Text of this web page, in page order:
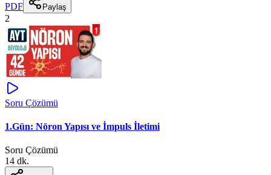
PDF Paylaş
2
Soru Çözümü
1.Gün: Nöron Yapısı ve İmpuls İletimi
Soru Çözümü
14 dk.